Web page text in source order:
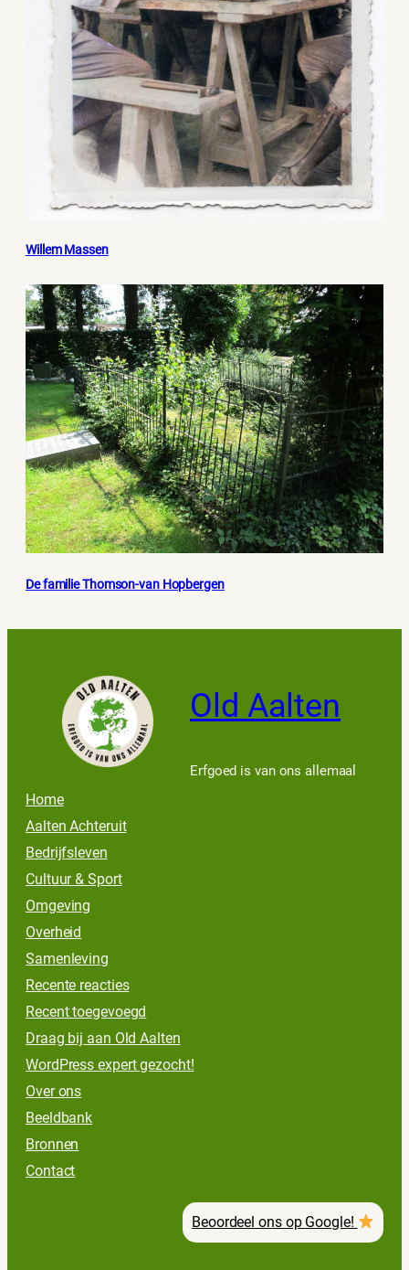
Willem Massen
De familie Thomson-van Hopbergen
Old Aalten
Erfgoed is van ons allemaal
Home
Aalten Achteruit
Bedrijfsleven
Cultuur & Sport
Omgeving
Overheid
Samenleving
Recente reacties
Recent toegevoegd
Draag bij aan Old Aalten
WordPress expert gezocht!
Over ons
Beeldbank
Bronnen
Contact
Beoordeel ons op Google!